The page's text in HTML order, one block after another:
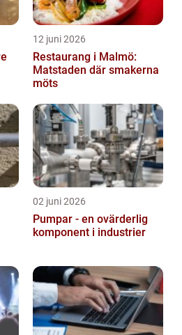
12 juni 2026
Restaurang i Malmö:
Matstaden där smakerna
möts
02 juni 2026
Pumpar - en ovärderlig
komponent i industrier